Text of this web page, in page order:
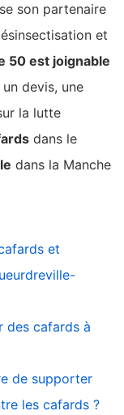
son partenaire
et
50 est joignable
devis, une
la lutte
dans le
dans la Manche
et
des cafards à
de supporter
les cafards ?